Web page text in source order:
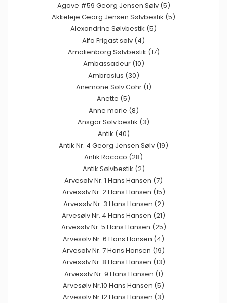
Agave #59 Georg Jensen Sølv (5)
Akkeleje Georg Jensen Sølvbestik (5)
Alexandrine Sølvbestik (5)
Alfa Frigast sølv (4)
Amalienborg Sølvbestik (17)
Ambassadeur (10)
Ambrosius (30)
Anemone Sølv Cohr (1)
Anette (5)
Anne marie (8)
Ansgar Sølv bestik (3)
Antik (40)
Antik Nr. 4 Georg Jensen Sølv (19)
Antik Rococo (28)
Antik Sølvbestik (2)
Arvesølv Nr. 1 Hans Hansen (7)
Arvesølv Nr. 2 Hans Hansen (15)
Arvesølv Nr. 3 Hans Hansen (2)
Arvesølv Nr. 4 Hans Hansen (21)
Arvesølv Nr. 5 Hans Hansen (25)
Arvesølv Nr. 6 Hans Hansen (4)
Arvesølv Nr. 7 Hans Hansen (19)
Arvesølv Nr. 8 Hans Hansen (13)
Arvesølv Nr. 9 Hans Hansen (1)
Arvesølv Nr.10 Hans Hansen (5)
Arvesølv Nr.12 Hans Hansen (3)